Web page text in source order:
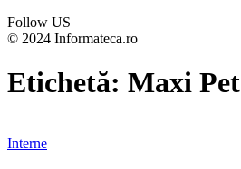
Follow US
© 2024 Informateca.ro
Etichetă: Maxi Pet
Interne